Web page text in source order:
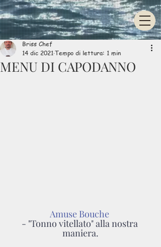
UA-80245115-6
MENU DI CAPODANNO
Briss Chef
14 dic 2021Tempo di lettura: 1 min
Amuse Bouche
- "Tonno vitellato" alla nostra
maniera.